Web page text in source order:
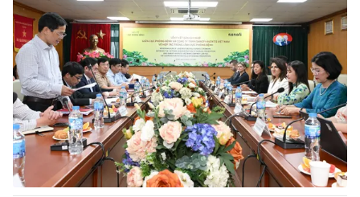
Y tế
Thế giới
Tin tức
Thế giới đó đây
Câu chuyện quốc tế
Kinh tế
Tài chính
Thị trường
Dữ liệu và đời sống